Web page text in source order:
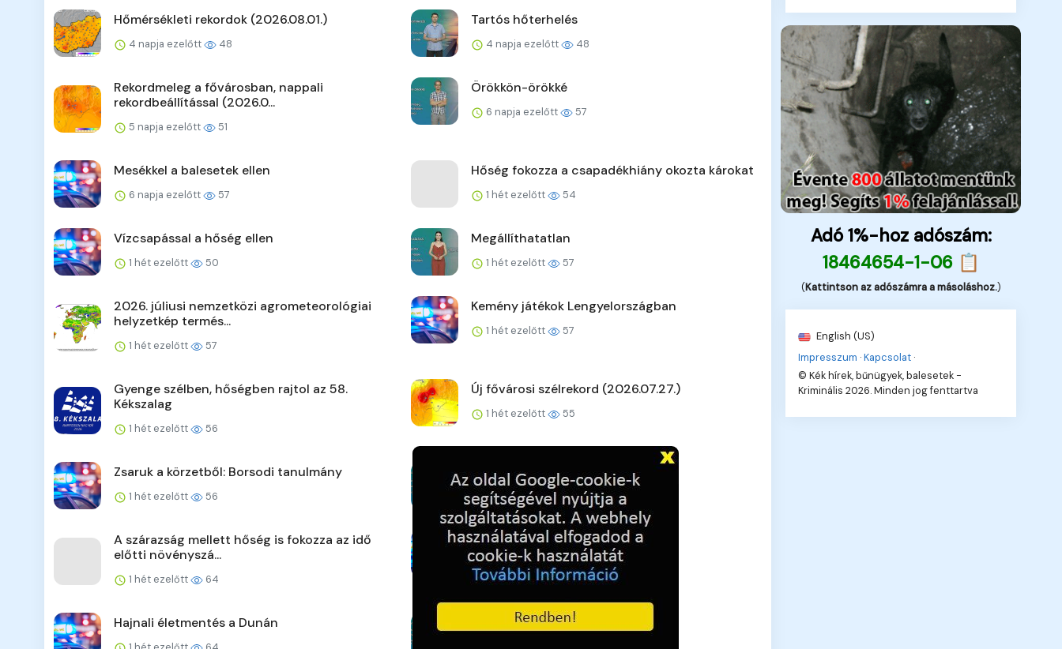
Hőmérsékleti rekordok (2026.08.01.)
4 napja ezelőtt 48
Tartós hőterhelés
4 napja ezelőtt 48
Rekordmeleg a fővárosban, nappali
rekordbeállítással (2026.0...
5 napja ezelőtt 51
Örökkön-örökké
6 napja ezelőtt 57
Mesékkel a balesetek ellen
6 napja ezelőtt 57
Hőség fokozza a csapadékhiány okozta károkat
1 hét ezelőtt 54
Vízcsapással a hőség ellen
1 hét ezelőtt 50
Megállíthatatlan
1 hét ezelőtt 57
2026. júliusi nemzetközi agrometeorológiai
helyzetkép termés...
1 hét ezelőtt 57
Kemény játékok Lengyelországban
1 hét ezelőtt 57
Gyenge szélben, hőségben rajtol az 58.
Kékszalag
1 hét ezelőtt 56
Új fővárosi szélrekord (2026.07.27.)
1 hét ezelőtt 55
Zsaruk a körzetből: Borsodi tanulmány
1 hét ezelőtt 56
A kemence előtt
1 hét ezelőtt 63
A szárazság mellett hőség is fokozza az idő
előtti növényszá...
1 hét ezelőtt 64
Nincs nagyobb zsaru!
1 hét ezelőtt 67
Hajnali életmentés a Dunán Ennyire futja
Adó 1%-hoz adószám:
18464654-1-06 📋
(Kattintson az adószámra a másoláshoz.)
English (US)
Impresszum ·Kapcsolat ·
© Kék hírek, bűnügyek, balesetek -
Kriminális 2026. Minden jog fenttartva